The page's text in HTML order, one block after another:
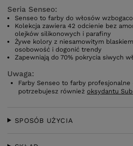
Seria Senseo:
Senseo to farby do włosów
Kolekcja zawiera 42 odcienie bez
olejków silikonowych i parafiny
Żywe kolory z niesamowitym
osobowość i dogonić trendy
Zapewniają do 70% pokrycia siwych
Uwaga:
Farby Senseo to farby profesjonalne
potrzebujesz również oksydantu
SPOSÓB UŻYCIA